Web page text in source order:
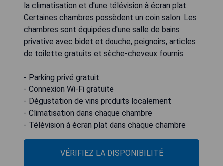
la climatisation et d'une télévision à écran plat.
Certaines chambres possèdent un coin salon. Les
chambres sont équipées d'une salle de bains
privative avec bidet et douche, peignoirs, articles
de toilette gratuits et sèche-cheveux fournis.
- Parking privé gratuit
- Connexion Wi-Fi gratuite
- Dégustation de vins produits localement
- Climatisation dans chaque chambre
- Télévision à écran plat dans chaque chambre
VÉRIFIEZ LA DISPONIBILITÉ